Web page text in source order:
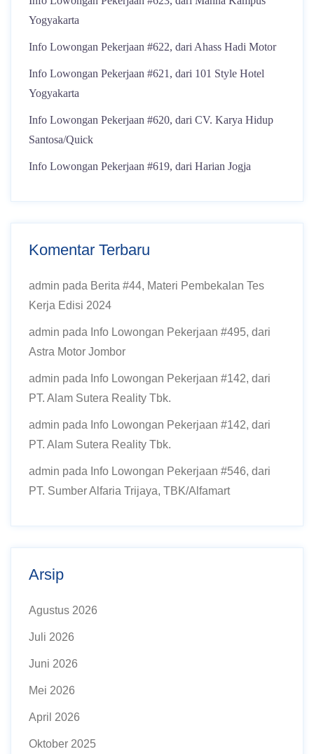
Yogyakarta
Info Lowongan Pekerjaan #622, dari Ahass Hadi Motor
Info Lowongan Pekerjaan #621, dari 101 Style Hotel
Yogyakarta
Info Lowongan Pekerjaan #620, dari CV. Karya Hidup
Santosa/Quick
Info Lowongan Pekerjaan #619, dari Harian Jogja
Komentar Terbaru
admin pada Berita #44, Materi Pembekalan Tes
Kerja Edisi 2024
admin pada Info Lowongan Pekerjaan #495, dari
Astra Motor Jombor
admin pada Info Lowongan Pekerjaan #142, dari
PT. Alam Sutera Reality Tbk.
admin pada Info Lowongan Pekerjaan #142, dari
PT. Alam Sutera Reality Tbk.
admin pada Info Lowongan Pekerjaan #546, dari
PT. Sumber Alfaria Trijaya, TBK/Alfamart
Arsip
Agustus 2026
Juli 2026
Juni 2026
Mei 2026
April 2026
Oktober 2025